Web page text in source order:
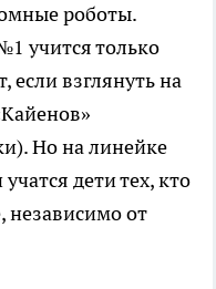
роботы.
учится только
если взглянуть на
Но на линейке
дети тех, кто
независимо от